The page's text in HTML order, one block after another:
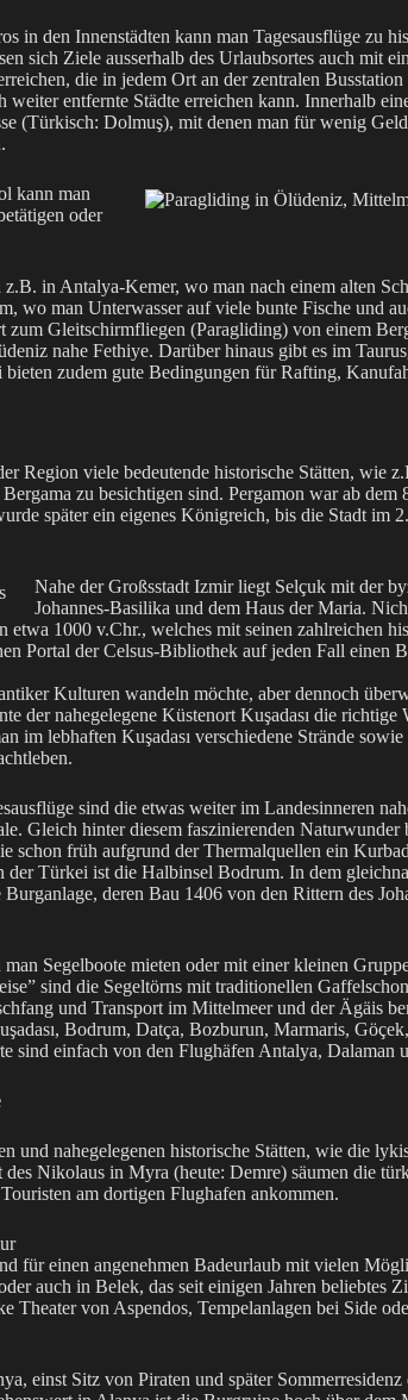
in den Innenstädten kann man Tagesausflüge zu
sich Ziele ausserhalb des Urlaubsortes auch mit
die in jedem Ort an der zentralen
entfernte Städte erreichen kann. Innerhalb
(Türkisch: Dolmuş), mit denen man für wenig
kann man
oder
in Antalya-Kemer, wo man nach einem alten
wo man Unterwasser auf viele bunte Fische und
zum Gleitschirmfliegen (Paragliding) von einem
nahe Fethiye. Darüber hinaus gibt es im
zudem gute Bedingungen für Rafting,
Region viele bedeutende historische Stätten, wie
zu besichtigen sind. Pergamon war ab dem
später ein eigenes Königreich, bis die Stadt im
Nahe der Großsstadt Izmir liegt Selçuk mit der
Johannes-Basilika und dem Haus der Maria.
etwa 1000 v.Chr., welches mit seinen zahlreichen
Portal der Celsus-Bibliothek auf jeden Fall einen
Kulturen wandeln möchte, aber dennoch
der nahegelegene Küstenort Kuşadası die
im lebhaften Kuşadası verschiedene Strände sowie
sind die etwas weiter im Landesinneren
Gleich hinter diesem faszinierenden Naturwunder
schon früh aufgrund der Thermalquellen ein
der Türkei ist die Halbinsel Bodrum. In dem
deren Bau 1406 von den Rittern des
Segelboote mieten oder mit einer kleinen
sind die Segeltörns mit traditionellen
und Transport im Mittelmeer und der Ägäis
Bodrum, Datça, Bozburun, Marmaris,
sind einfach von den Flughäfen Antalya, Dalaman
und nahegelegenen historische Stätten, wie die
Nikolaus in Myra (heute: Demre) säumen die
am dortigen Flughafen ankommen.
für einen angenehmen Badeurlaub mit vielen
auch in Belek, das seit einigen Jahren beliebtes
Theater von Aspendos, Tempelanlagen bei Side
einst Sitz von Piraten und später Sommerresidenz